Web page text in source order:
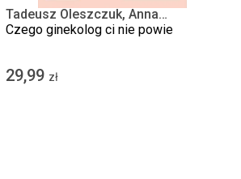
Tadeusz Oleszczuk, Anna
Augustyn-Protas
Czego ginekolog ci nie powie
29,99 zł